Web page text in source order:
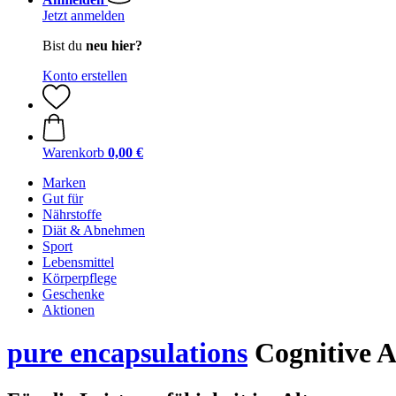
Jetzt anmelden
Bist du neu hier?
Konto erstellen
Warenkorb 0,00 €
Marken
Gut für
Nährstoffe
Diät & Abnehmen
Sport
Lebensmittel
Körperpflege
Geschenke
Aktionen
pure encapsulations Cognitive